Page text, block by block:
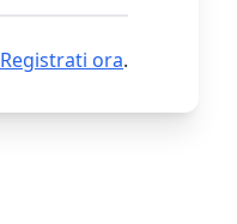
Registrati ora.